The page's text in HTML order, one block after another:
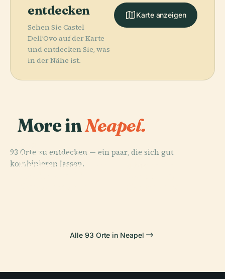
entdecken
Sehen Sie Castel
Dell’Ovo auf der Karte
und entdecken Sie, was
in der Nähe ist.
Karte anzeigen
More inNeapel.
93 Orte zu entdecken — ein paar, die sich gut
kombinieren lassen.
Archäologisches
Nationalmuseum
PLACE
PLACE
Museo
Alle 93 Orte in Neapel